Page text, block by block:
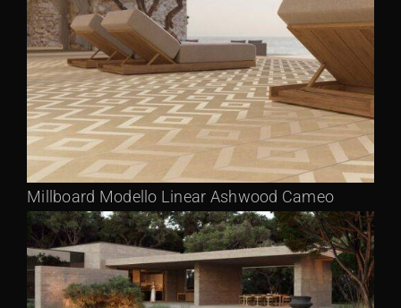
Millboard Modello Linear Ashwood Cameo